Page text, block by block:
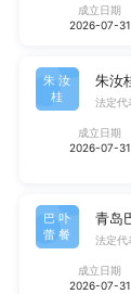
成立日期
2026-07-31
朱汝
桂
朱汝
法定代
成立日期
2026-07-31
巴卟
蕾餐
青岛
法定代
成立日期
2026-07-31